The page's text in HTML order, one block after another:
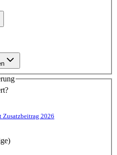
Zusatzbeitrag 2026